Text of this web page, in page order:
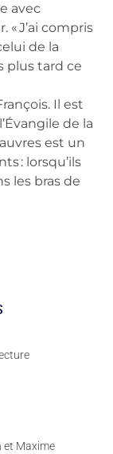
avec
J’ai compris
de la
plus tard ce
Il est
de la
est un
: lorsqu’ils
les bras de
et Maxime